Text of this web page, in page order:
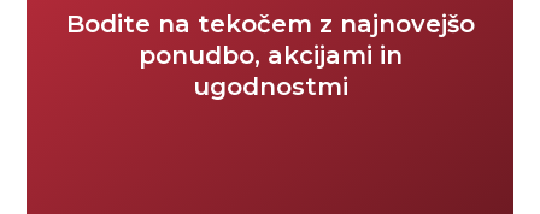
Bodite na tekočem z najnovejšo
ponudbo, akcijami in
ugodnostmi